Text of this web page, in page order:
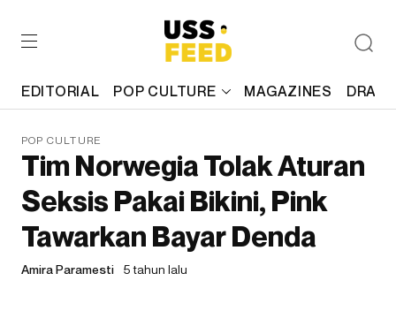
EDITORIAL POP CULTURE MAGAZINES
POP CULTURE
Tim Norwegia Tolak Aturan
Seksis Pakai Bikini, Pink
Tawarkan Bayar Denda
Amira Paramesti 5 tahun lalu